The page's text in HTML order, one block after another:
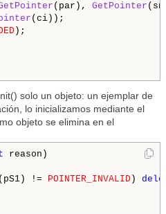
(par), GetPointer
(ci));
);
solo un objeto: un ejemplar de
lo inicializamos mediante el
objeto se elimina en el
reason)
(pS1) != POINTER_INVALID )